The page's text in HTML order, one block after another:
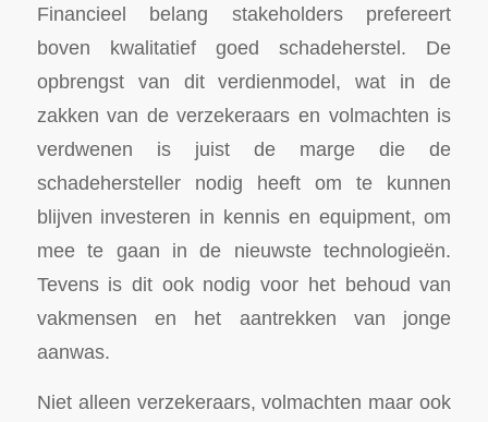
Financieel belang stakeholders prefereert
boven kwalitatief goed schadeherstel. De
opbrengst van dit verdienmodel, wat in de
zakken van de verzekeraars en volmachten is
verdwenen is juist de marge die de
schadehersteller nodig heeft om te kunnen
blijven investeren in kennis en equipment, om
mee te gaan in de nieuwste technologieën.
Tevens is dit ook nodig voor het behoud van
vakmensen en het aantrekken van jonge
aanwas.
Niet alleen verzekeraars, volmachten maar ook